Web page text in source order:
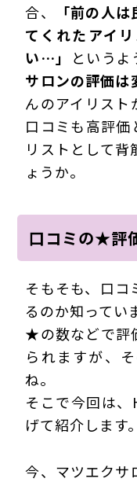
合、
「前の人
てくれたアイ
い…」
というよ
サロンの評価は
んのアイリスト
口コミも高評価
リストとして
ょうか。
口コミの★評
そもそも、口コ
るのか知ってい
★の数などで評
られますが、
ね。
そこで今回は
げて紹介します。
今、マツエクサ